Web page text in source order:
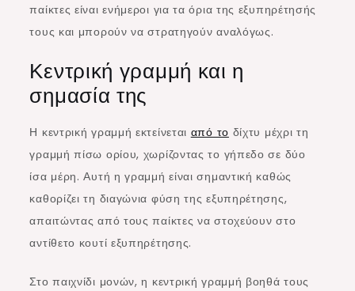
παίκτες είναι ενήμεροι για τα όρια της εξυπηρέτησής
τους και μπορούν να στρατηγούν αναλόγως.
Κεντρική γραμμή και η
σημασία της
Η κεντρική γραμμή εκτείνεται από το δίχτυ μέχρι τη
γραμμή πίσω ορίου, χωρίζοντας το γήπεδο σε δύο
ίσα μέρη. Αυτή η γραμμή είναι σημαντική καθώς
καθορίζει τη διαγώνια φύση της εξυπηρέτησης,
απαιτώντας από τους παίκτες να στοχεύουν στο
αντίθετο κουτί εξυπηρέτησης.
Στο παιχνίδι μονών, η κεντρική γραμμή βοηθά τους